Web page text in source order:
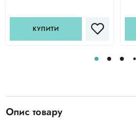
КУПИТИ
Опис товару